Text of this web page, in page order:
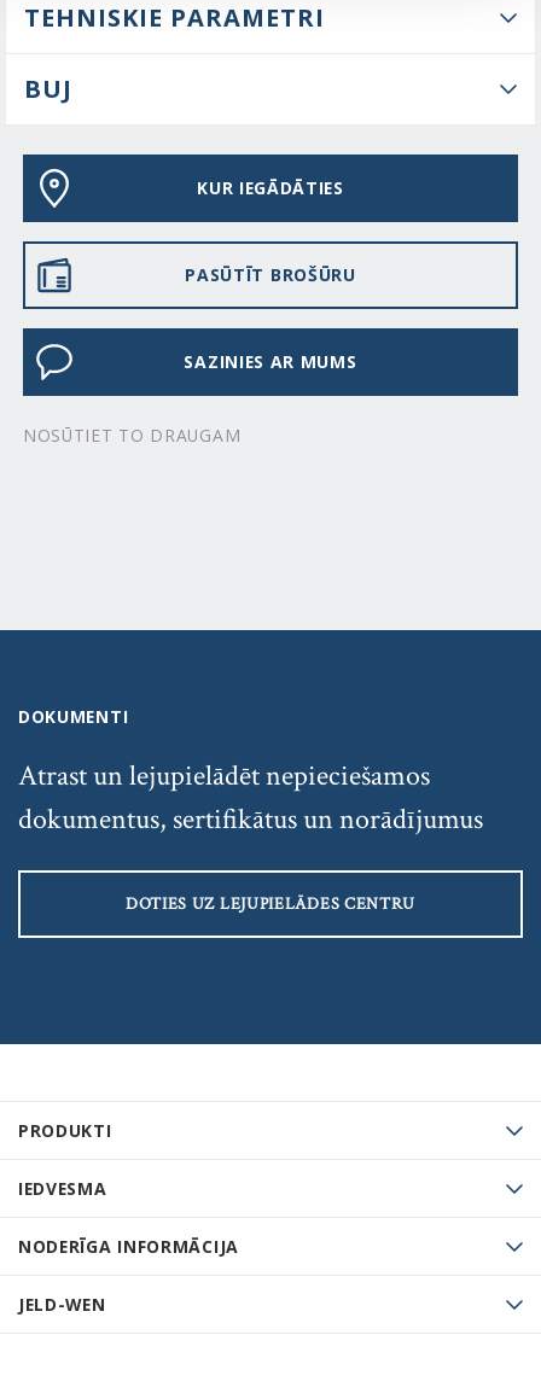
TEHNISKIE PARAMETRI
BUJ
KUR IEGĀDĀTIES
PASŪTĪT BROŠŪRU
SAZINIES AR MUMS
NOSŪTIET TO DRAUGAM
PRODUKTI
IEDVESMA
NODERĪGA INFORMĀCIJA
JELD-WEN
DOKUMENTI
Atrast un lejupielādēt nepieciešamos
dokumentus, sertifikātus un norādījumus
DOTIES UZ LEJUPIELĀDES CENTRU